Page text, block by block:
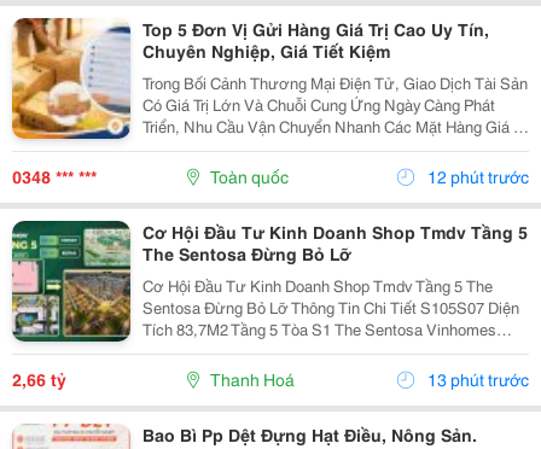
Top 5 Đơn Vị Gửi Hàng Giá Trị Cao Uy Tín,
Chuyên Nghiệp, Giá Tiết Kiệm
Trong Bối Cảnh Thương Mại Điện Tử, Giao Dịch Tài Sản
Có Giá Trị Lớn Và Chuỗi Cung Ứng Ngày Càng Phát
Triển, Nhu Cầu Vận Chuyển Nhanh Các Mặt Hàng Giá Trị
Cao Đang Gia Tăng Mạnh. Doanh Nghiệp Và Cá Nhân
Không Chỉ Quan Tâm Đến Tốc Độ Giao Nhận Mà Còn...
0348 *** *** Toàn quốc 12 phút trước
Cơ Hội Đầu Tư Kinh Doanh Shop Tmdv Tầng 5
The Sentosa Đừng Bỏ Lỡ
Cơ Hội Đầu Tư Kinh Doanh Shop Tmdv Tầng 5 The
Sentosa Đừng Bỏ Lỡ Thông Tin Chi Tiết S105S07 Diện
Tích 83,7M2 Tầng 5 Tòa S1 The Sentosa Vinhomes
Thanh Hóa Vị Trí Ngay Giao Điểm Đại Lộ Nguyễn Hoàng
Và Đại Lộ Nam Sông Mã Nằm Trong Quần Thể Kđt...
2,66 tỷ Thanh Hoá 13 phút trước
Bao Bì Pp Dệt Đựng Hạt Điều, Nông Sản.